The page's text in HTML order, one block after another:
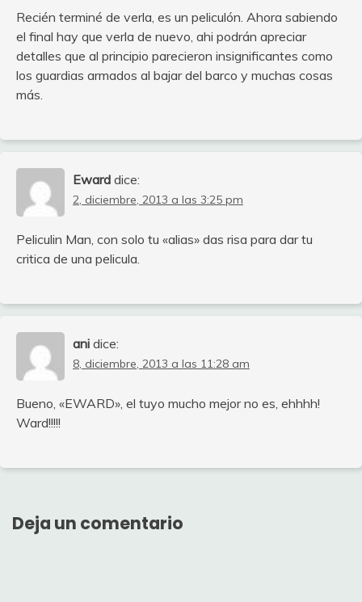
Recién terminé de verla, es un peliculón. Ahora sabiendo
el final hay que verla de nuevo, ahi podrán apreciar
detalles que al principio parecieron insignificantes como
los guardias armados al bajar del barco y muchas cosas
más.
Eward dice:
2, diciembre, 2013 a las 3:25 pm
Peliculin Man, con solo tu «alias» das risa para dar tu
critica de una pelicula.
ani dice:
8, diciembre, 2013 a las 11:28 am
Bueno, «EWARD», el tuyo mucho mejor no es, ehhhh!
Ward!!!!!
Deja un comentario